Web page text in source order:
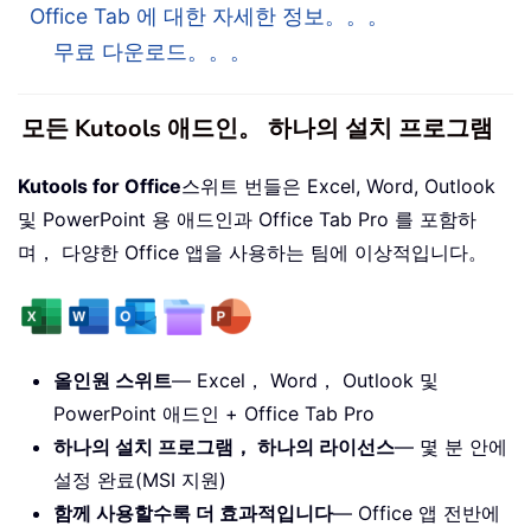
Office Tab 에 대한 자세한 정보。。。
무료 다운로드。。。
모든 Kutools 애드인。 하나의 설치 프로그램
Kutools for Office스위트 번들은 Excel, Word, Outlook
및 PowerPoint 용 애드인과 Office Tab Pro 를 포함하
며， 다양한 Office 앱을 사용하는 팀에 이상적입니다。
올인원 스위트— Excel， Word， Outlook 및
PowerPoint 애드인 + Office Tab Pro
하나의 설치 프로그램， 하나의 라이선스— 몇 분 안에
설정 완료(MSI 지원)
함께 사용할수록 더 효과적입니다— Office 앱 전반에